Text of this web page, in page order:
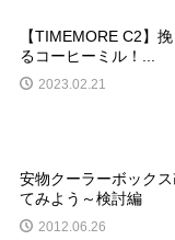
【TIMEMORE C2】
るコーヒーミル！...
2023.02.21
安物クーラーボック
てみよう～検討編
2012.06.26